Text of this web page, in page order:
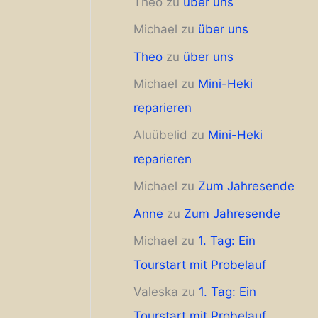
Michael zu über uns
Theo zu über uns
Michael zu Mini-Heki
reparieren
Aluübelid zu Mini-Heki
reparieren
Michael zu Zum Jahresende
Anne zu Zum Jahresende
Michael zu 1. Tag: Ein
Tourstart mit Probelauf
Valeska zu 1. Tag: Ein